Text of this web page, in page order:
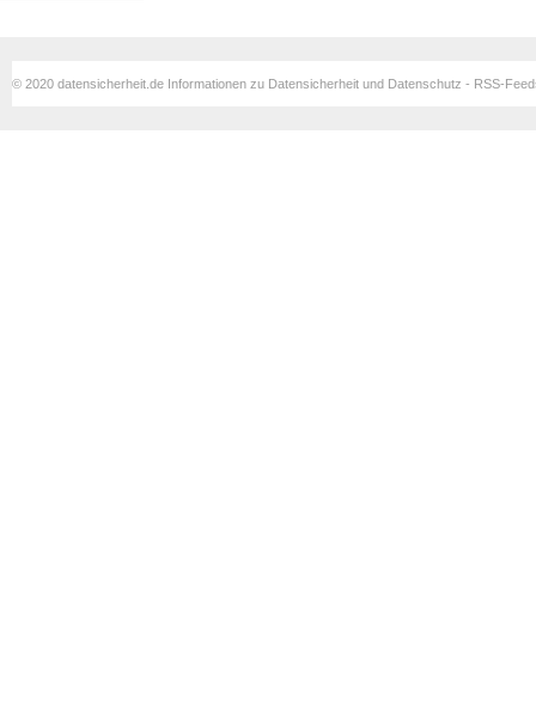
© 2020 datensicherheit.de Informationen zu Datensicherheit und Datenschutz - RSS-